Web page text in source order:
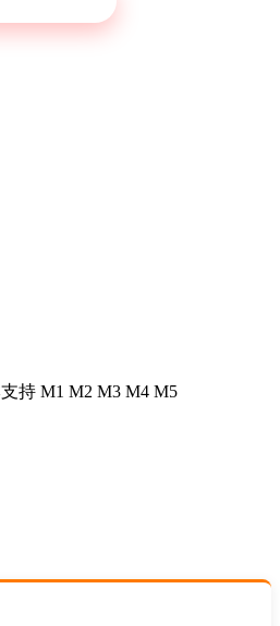
持 M1 M2 M3 M4 M5